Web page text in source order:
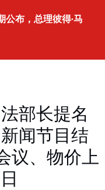
布，总理彼得·马
部长提名
闻节目结
议、物价上